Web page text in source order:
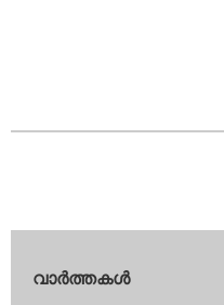
വാര്‍ത്തകള്‍